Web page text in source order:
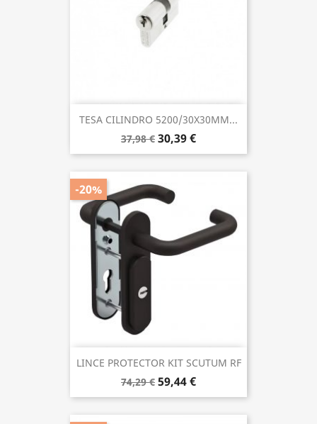
TESA CILINDRO 5200/30X30MM...
37,98 € 30,39 €
LINCE PROTECTOR KIT SCUTUM RF
74,29 € 59,44 €
-20%